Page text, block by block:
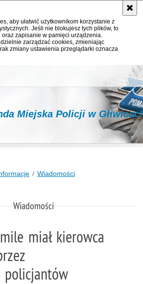
aby ułatwić użytkownikom korzystanie z
Jeśli nie blokujesz tych plików, to
zapisanie w pamięci urządzenia.
zarządzać cookies, zmieniając
zmiany ustawienia przeglądarki oznacza
Miejska Policji w
Wiadomości
Wiadomości
miał kierowca
policjantów